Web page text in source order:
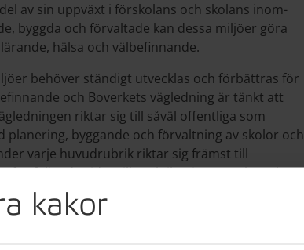
kakor
av sin uppväxt i förskolans och skolans inom-
byggda och förvaltade kan dessa miljöer göra
hälsa och välbefinnande.
behöver ständigt utvecklas och förbättras för
och Boverkets vägledning är tänkt att
riktar sig till såväl offentliga som
byggande och förvaltning av skolor och
varje huvudrubrik riktar sig främst till
sidor till praktiker inom verksamhet